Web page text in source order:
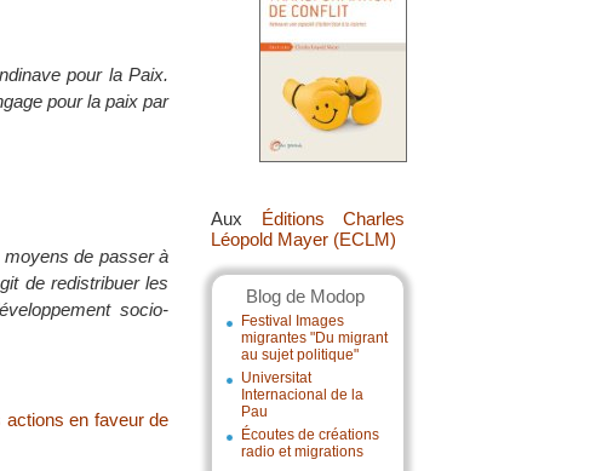
Aux Éditions Charles
Léopold Mayer (ECLM)
Blog de Modop
Festival Images
migrantes "Du migrant
au sujet politique"
Universitat
Internacional de la
Pau
Écoutes de créations
radio et migrations
pour la Paix.
pour la paix par
de passer à
de redistribuer les
socio-
en faveur de